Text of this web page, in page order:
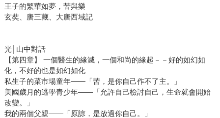
王子的繁華如夢，苦與樂
玄奘、唐三藏、大唐西域記
光│山中對話
【第四章】 一個醫生的緣滅，一個和尚的緣起－－好的如幻如
化，不好的也是如幻如化
私生子的菜市場童年——「苦，是你自己作不了主。」
美國歲月的逃學青少年——「允許自己檢討自己，生命就會開始
改變。」
我的兩個父親——「原諒，是放過你自己。」